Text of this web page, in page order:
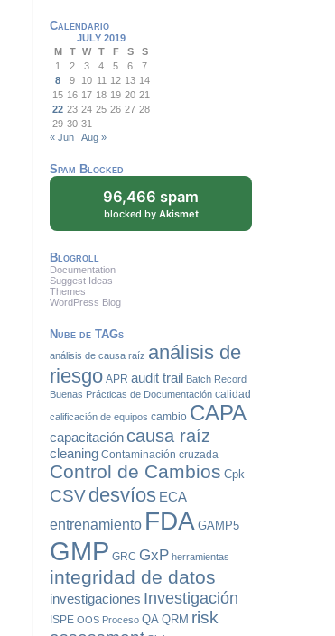
Calendario
JULY 2019
M
T W T F S
S
1
2 3 4 5 6
7
8
9 10 11 12 13 14
15 16 17 18 19 20 21
22 23 24 25 26 27 28
29 30 31
« Jun
Aug »
Spam Blocked
96,466 spam
blocked by Akismet
Blogroll
Documentation
Suggest Ideas
Themes
WordPress Blog
Nube de TAGs
análisis de causa raíz análisis de
riesgo APR audit trail Batch Record
Buenas Prácticas de Documentación calidad
calificación de equipos cambio CAPA
capacitacióncausa raíz
cleaning Contaminación cruzada
Control de Cambios Cpk
CSVdesvíos ECA
entrenamiento FDA GAMP5
GMP GRC GxP herramientas
integridad de datos
investigaciones Investigación
ISPE OOS Proceso QA QRM risk